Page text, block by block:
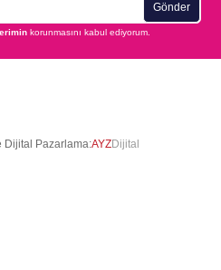
Gönder
korunmasını kabul ediyorum.
Dijital Pazarlama:AYZDijital